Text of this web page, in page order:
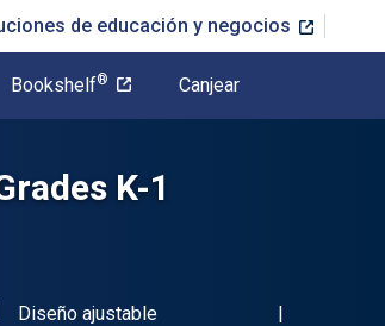
de educación y negocios
Bookshelf® Canjear
K-1
13 9781618218001"
Formato
Diseño ajustable